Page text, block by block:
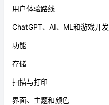
用户体验路线
ChatGPT、AI、ML和游戏开发
功能
存储
扫描与打印
界面、主题和颜色